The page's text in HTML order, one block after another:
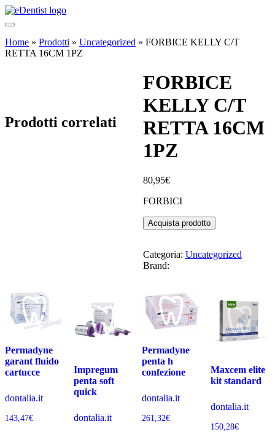
Home » Prodotti » Uncategorized » FORBICE KELLY C/T
RETTA 16CM 1PZ
FORBICE
KELLY C/T
RETTA 16CM
1PZ
80,95€
FORBICI
Acquista prodotto
Categoria: Uncategorized
Brand:
Prodotti correlati
Permadyne
garant fluido
cartucce
dontalia.it
143,47€
Impregum
penta soft
quick
dontalia.it
Permadyne
penta h
confezione
dontalia.it
261,32€
Maxcem elite
kit standard
dontalia.it
150,28€